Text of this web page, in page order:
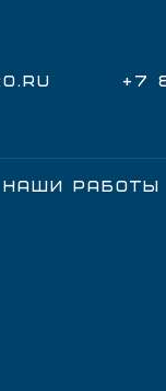
+7
НАШИ РАБОТЫ